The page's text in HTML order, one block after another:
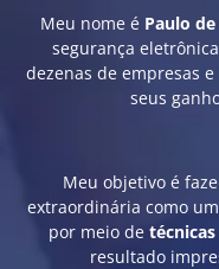
Meu nome é Paulo
segurança
dezenas de empresas
seus
Meu objetivo é
extraordinária como
por meio de
resultado